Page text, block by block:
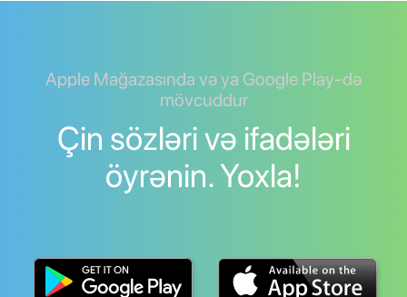
Apple Mağazasında və ya Google Play-də
mövcuddur
Çin sözləri və ifadələri
öyrənin. Yoxla!